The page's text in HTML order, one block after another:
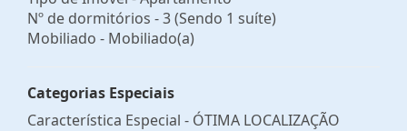
Nº de dormitórios - 3 (Sendo 1 suíte)
Mobiliado - Mobiliado(a)
Categorias Especiais
Característica Especial - ÓTIMA LOCALIZAÇÃO